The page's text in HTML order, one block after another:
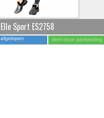
Elle Sport ES2758
afgelopen deel deze aanbieding